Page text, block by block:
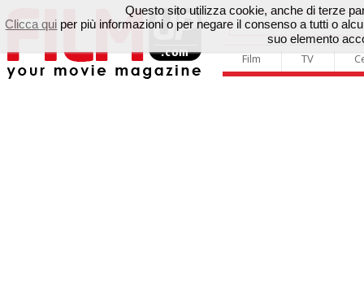
Film TV
Questo sito utilizza cookie, anche di terze
Clicca qui per più informazioni o per negare il consenso a tutti o
suo elemento